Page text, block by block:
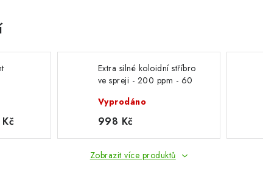
Extra silné koloidní stříbro
ve spreji - 200 ppm - 60
Vyprodáno
998 Kč
Zobrazit více produktů